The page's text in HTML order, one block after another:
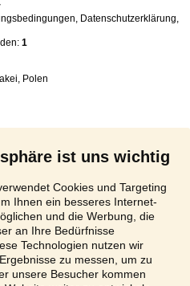
ist uns wichtig
Cookies und Targeting
Ihnen ein besseres Internet-
und die Werbung, die
an Ihre Bedürfnisse
Technologien nutzen wir
zu messen, um zu
unsere Besucher kommen
, Datenschutzerklärung,
1
, Polen